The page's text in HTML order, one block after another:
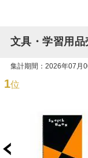
文具・学習用
集計期間：2026年07月
1位